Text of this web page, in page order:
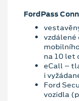
FordPass
vzdálené
na 10 let
eCall –
i
Ford
vozidla